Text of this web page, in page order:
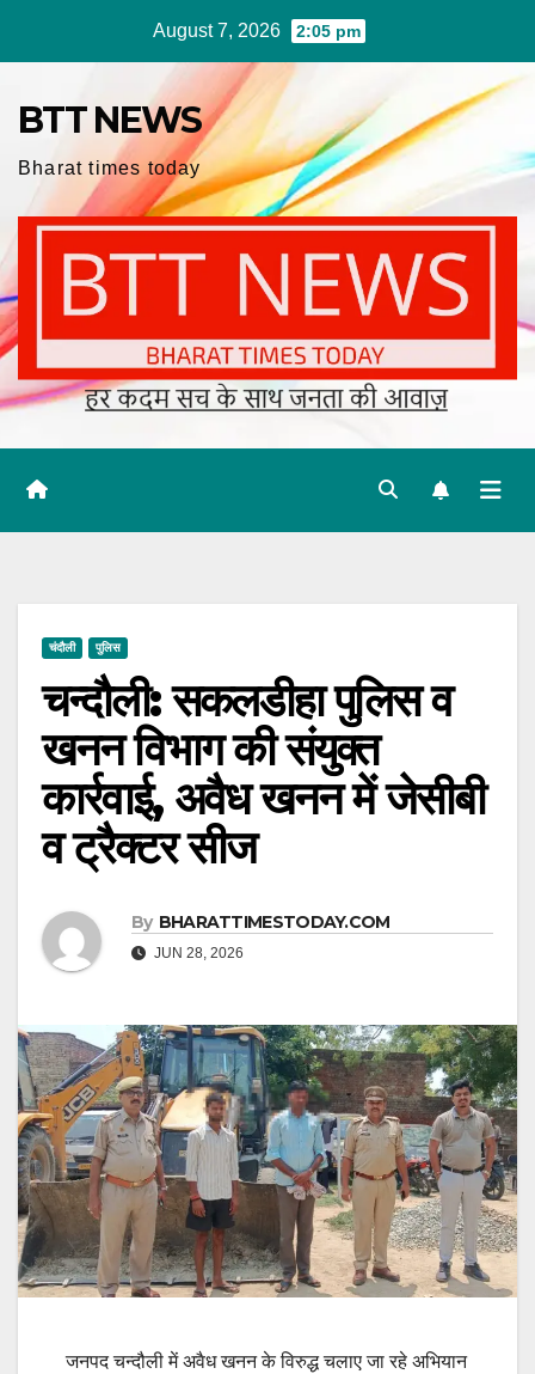
August 7, 2026 2:05 pm
BTT NEWS
Bharat times today
चंदौली पुलिस
चन्दौली: सकलडीहा पुलिस व
खनन विभाग की संयुक्त
कार्रवाई, अवैध खनन में जेसीबी
व ट्रैक्टर सीज
By BHARATTIMESTODAY.COM
JUN 28, 2026
जनपद चन्दौली में अवैध खनन के विरुद्ध चलाए जा रहे अभियान